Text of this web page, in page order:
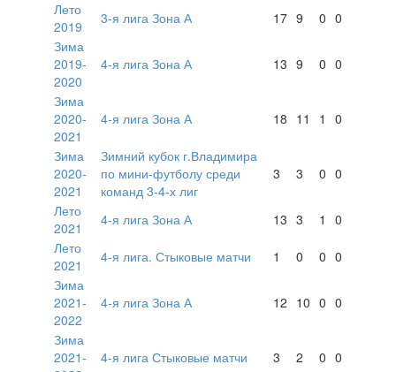
Лето
2019
3-я лига Зона А 17 9 0 0
Зима
2019-
2020
4-я лига Зона А 13 9 0 0
Зима
2020-
2021
4-я лига Зона А 18 11 1 0
Зима
2020-
2021
Зимний кубок г.Владимира
по мини-футболу среди
команд 3-4-х лиг
3 3 0 0
Лето
2021
4-я лига Зона А 13 3 1
0
Лето
2021
4-я лига. Стыковые матчи 1 0 0 0
Зима
2021-
2022
4-я лига Зона А 12 10 0 0
Зима
2021-
4-я лига Стыковые матчи 3 2 0 0